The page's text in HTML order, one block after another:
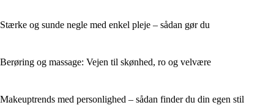
Stærke og sunde negle med enkel pleje – sådan gør du
Berøring og massage: Vejen til skønhed, ro og velvære
Makeuptrends med personlighed – sådan finder du din egen stil